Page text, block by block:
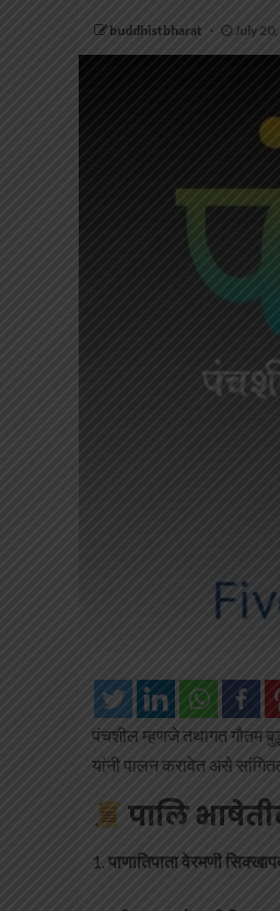
buddhistbharat July
पंचशील म्हणजे तथागत गौतम
यांनी पालन करावेत असे
पालि
पाणातिपाता वेरमणी